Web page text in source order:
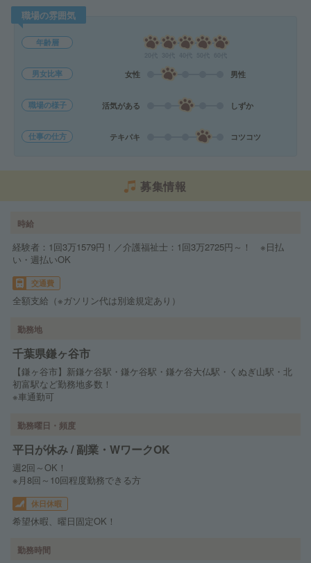
職場の雰囲気
年齢層
男女比率 女性 男性
職場の様子 活気がある しずか
仕事の仕方 テキパキ コツコツ
募集情報
時給
経験者：1回3万1579円！／介護福祉士：1回3万2725円～！ ※日払
い・週払いOK
交通費
全額支給（※ガソリン代は別途規定あり）
勤務地
千葉県鎌ヶ谷市
【鎌ヶ谷市】新鎌ケ谷駅・鎌ケ谷駅・鎌ケ谷大仏駅・くぬぎ山駅・北
初富駅など勤務地多数！
※車通勤可
勤務曜日・頻度
平日が休み / 副業・WワークOK
週2回～OK！
※月8回～10回程度勤務できる方
休日休暇
希望休暇、曜日固定OK！
勤務時間